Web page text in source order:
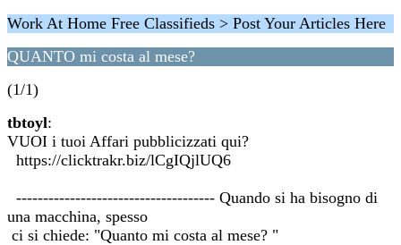
Work At Home Free Classifieds > Post Your Articles Here
QUANTO mi costa al mese?
(1/1)
tbtoyl:
VUOI i tuoi Affari pubblicizzati qui?
https://clicktrakr.biz/lCgIQjlUQ6
------------------------------------- Quando si ha bisogno di
una macchina, spesso
ci si chiede: "Quanto mi costa al mese? "